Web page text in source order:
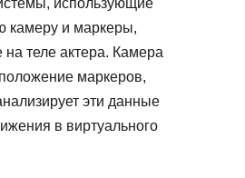
использующие
камеру и маркеры,
теле актера. Камера
маркеров,
эти данные
в виртуального